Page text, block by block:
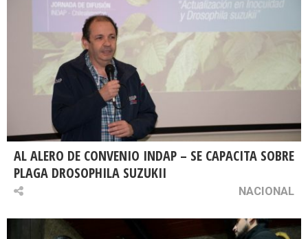
AL ALERO DE CONVENIO INDAP – SE CAPACITA SOBRE
PLAGA DROSOPHILA SUZUKII
NACIONAL